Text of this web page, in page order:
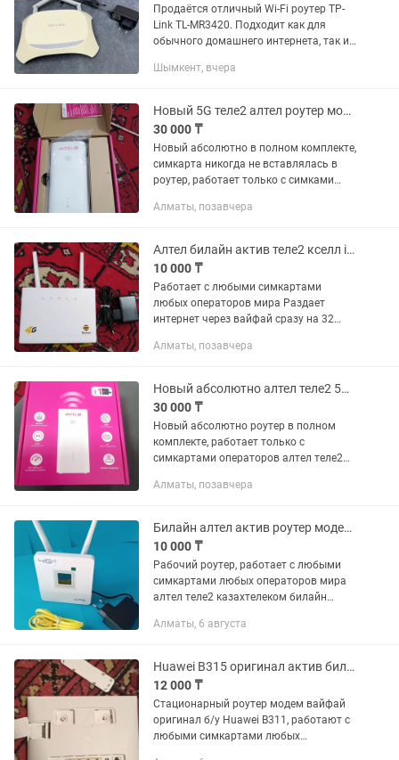
Продаётся отличный Wi-Fi роутер TP-
Link TL-MR3420. Подходит как для
обычного домашнего интернета, так и
даче. Главная фишка этой модели —
Шымкент, вчера
Новый 5G теле2 алтел роутер модем вайфай Wi-Fi
30 000 ₸
Новый абсолютно в полном комплекте,
симкарта никогда не вставлялась в
роутер, работает только с симками
покрытие в вашем доме в 5G Работает
Алматы, позавчера
Алтел билайн актив теле2 кселл izi роутер модем
10 000 ₸
Работает с любыми симкартами
любых операторов мира Раздает
интернет через вайфай сразу на 32
выход LAN RG45 Регистрация
тариф сами...
Алматы, позавчера
Новый абсолютно алтел теле2 5G 4G Wi-Fi роутер модем
30 000 ₸
Новый абсолютно роутер в полном
комплекте, работает только с
симкартами операторов алтел теле2
модема, симкарта никогда не
Алматы, позавчера
Билайн алтел актив роутер модем вайфай стационарный
10 000 ₸
Рабочий роутер, работает с любыми
симкартами любых операторов мира
алтел теле2 казахтелеком билайн
вайфай сразу на 32 устройства
Алматы, 6 августа
Huawei B315 оригинал актив билайн алтел роутер модем вайфай 4G Wi-Fi
12 000 ₸
Стационарный роутер модем вайфай
оригинал б/у Huawei B311, работают с
любыми симкартами любых